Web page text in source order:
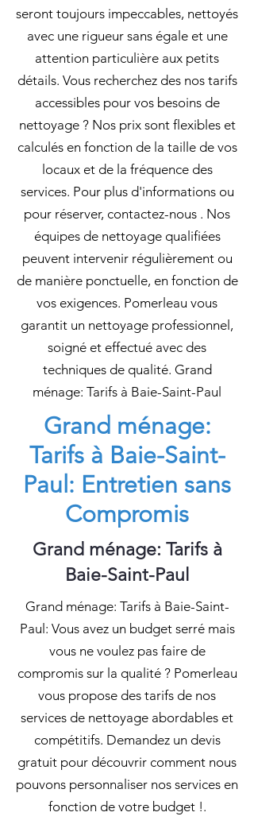
seront toujours impeccables, nettoyés
avec une rigueur sans égale et une
attention particulière aux petits
détails. Vous recherchez des nos tarifs
accessibles pour vos besoins de
nettoyage ? Nos prix sont flexibles et
calculés en fonction de la taille de vos
locaux et de la fréquence des
services. Pour plus d'informations ou
pour réserver, contactez-nous . Nos
équipes de nettoyage qualifiées
peuvent intervenir régulièrement ou
de manière ponctuelle, en fonction de
vos exigences. Pomerleau vous
garantit un nettoyage professionnel,
soigné et effectué avec des
techniques de qualité. Grand
ménage: Tarifs à Baie-Saint-Paul
Grand ménage:
Tarifs à Baie-Saint-
Paul: Entretien sans
Compromis
Grand ménage: Tarifs à
Baie-Saint-Paul
Grand ménage: Tarifs à Baie-Saint-
Paul: Vous avez un budget serré mais
vous ne voulez pas faire de
compromis sur la qualité ? Pomerleau
vous propose des tarifs de nos
services de nettoyage abordables et
compétitifs. Demandez un devis
gratuit pour découvrir comment nous
pouvons personnaliser nos services en
fonction de votre budget !.